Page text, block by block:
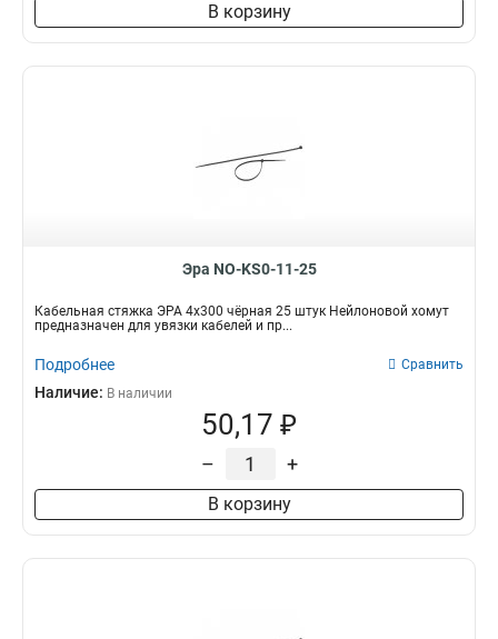
В корзину
Эра NO-KS0-11-25
Кабельная стяжка ЭРА 4x300 чёрная 25 штук Нейлоновой хомут
предназначен для увязки кабелей и пр...
Подробнее Сравнить
Наличие: В наличии
50,17 ₽
– +
В корзину